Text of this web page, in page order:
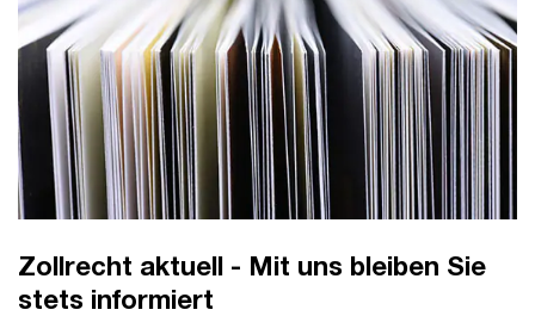
Zollrecht aktuell - Mit uns bleiben Sie
stets informiert